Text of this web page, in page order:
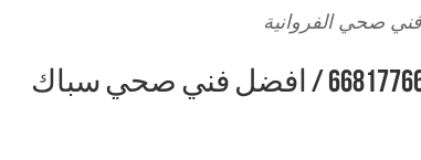
فني صحي الفروانية
فني صحي الفروانية / 66817766 / افضل فني صحي سباك